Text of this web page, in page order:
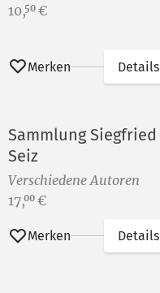
Preis:
10,50 €
Merken Details
Sammlung Siegfried
Seiz
Verschiedene Autoren
Preis:
17,00 €
Merken Details